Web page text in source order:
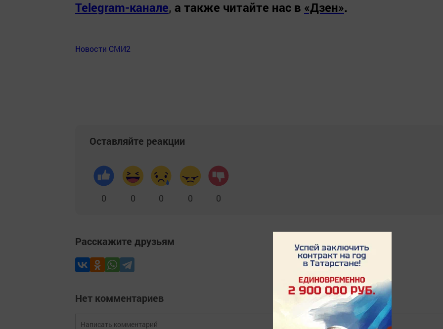
Telegram-канале, а также читайте нас в «Дзен».
Новости СМИ2
Оставляйте реакции
0 0 0 0 0
Расскажите друзьям
Нет комментариев